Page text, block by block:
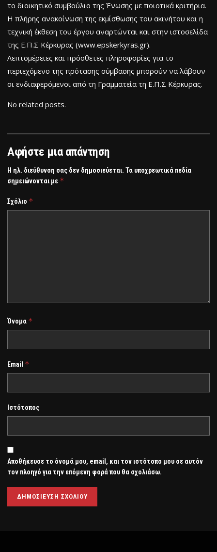
το διοικητικό συμβούλιο της Ένωσης με ποιοτικά κριτήρια.
Η πλήρης ανακοίνωση της εκμίσθωσης του ακινήτου και η
τεχνική έκθεση του έργου αναρτώνται και στην ιστοσελίδα
της Ε.Π.Σ Κέρκυρας (www.epskerkyras.gr).
Λεπτομέρειες και πρόσθετες πληροφορίες για το
περιεχόμενο της πρότασης σύμβασης μπορούν να λάβουν
οι ενδιαφερόμενοι από τη Γραμματεία τη Ε.Π.Σ Κέρκυρας.
No related posts.
Αφήστε μια απάντηση
Η ηλ. διεύθυνση σας δεν δημοσιεύεται. Τα υποχρεωτικά πεδία
σημειώνονται με *
Σχόλιο *
Όνομα *
Email *
Ιστότοπος
Αποθήκευσε το όνομά μου, email, και τον ιστότοπο μου σε αυτόν
τον πλοηγό για την επόμενη φορά που θα σχολιάσω.